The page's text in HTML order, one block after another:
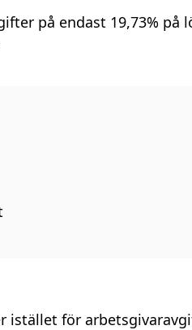
på endast 19,73% på
istället för